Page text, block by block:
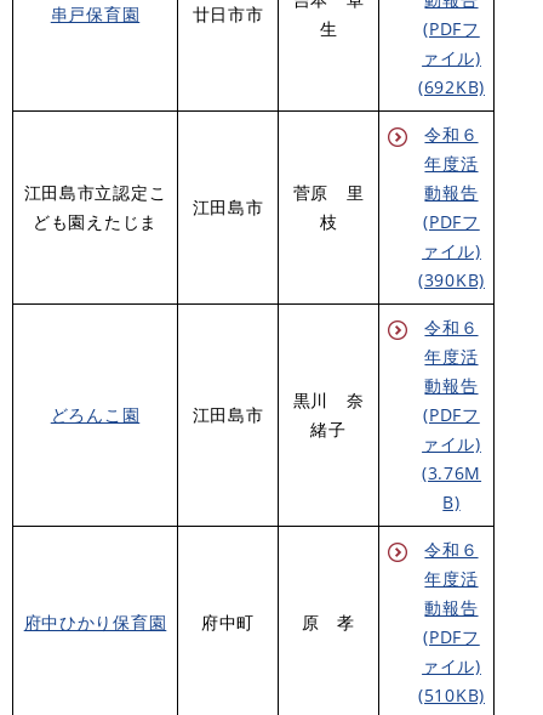
串戸保育園 廿日市市
生
(PDFフ
ァイル)
(692KB)
江田島市立認定こ
ども園えたじま
江田島市
菅原 里
枝
令和６
年度活
動報告
(PDFフ
ァイル)
(390KB)
どろんこ園 江田島市
黒川 奈
緒子
令和６
年度活
動報告
(PDFフ
ァイル)
(3.76M
B)
府中ひかり保育園 府中町 原 孝
令和６
年度活
動報告
(PDFフ
ァイル)
(510KB)